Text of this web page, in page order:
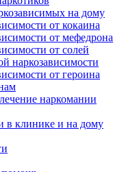
на дому
от кокаина
от мефедрона
от солей
наркозависимости
от героина
наркомании
в клинике и на дому